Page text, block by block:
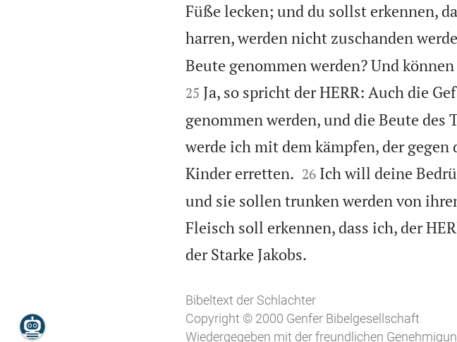
Füße lecken; und du sollst erkennen,
harren, werden nicht zuschanden
Beute genommen werden? Und
25 Ja, so spricht der HERR: Auch die
genommen werden, und die Beute
werde ich mit dem kämpfen, der
Kinder erretten.
26 Ich will deine
und sie sollen trunken werden von
Fleisch soll erkennen, dass ich, der
der Starke Jakobs.
Bibeltext der Schlachter
Copyright © 2000 Genfer Bibelgesellschaft
Wiedergegeben mit der freundlichen